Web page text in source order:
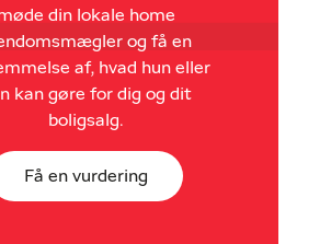
din lokale home
og få en
af, hvad hun eller
kan gøre for dig og dit
boligsalg.
Få en vurdering